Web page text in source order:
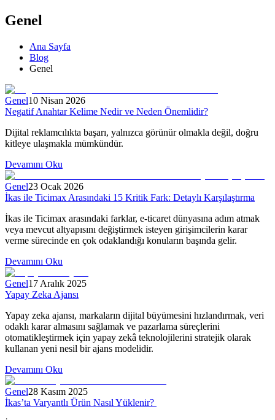
Genel
Ana Sayfa
Blog
Genel
Genel10 Nisan 2026
Negatif Anahtar Kelime Nedir ve Neden Önemlidir?
Dijital reklamcılıkta başarı, yalnızca görünür olmakla değil, doğru
kitleye ulaşmakla mümkündür.
Devamını Oku
Genel23 Ocak 2026
İkas ile Ticimax Arasındaki 15 Kritik Fark: Detaylı Karşılaştırma
İkas ile Ticimax arasındaki farklar, e-ticaret dünyasına adım atmak
veya mevcut altyapısını değiştirmek isteyen girişimcilerin karar
verme sürecinde en çok odaklandığı konuların başında gelir.
Devamını Oku
Genel17 Aralık 2025
Yapay Zeka Ajansı
Yapay zeka ajansı, markaların dijital büyümesini hızlandırmak, veri
odaklı karar almasını sağlamak ve pazarlama süreçlerini
otomatikleştirmek için yapay zekâ teknolojilerini stratejik olarak
kullanan yeni nesil bir ajans modelidir.
Devamını Oku
Genel28 Kasım 2025
İkas’ta Varyantlı Ürün Nasıl Yüklenir?